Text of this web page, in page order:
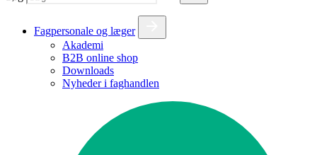
Fagpersonale og læger
Akademi
B2B online shop
Downloads
Nyheder i faghandlen